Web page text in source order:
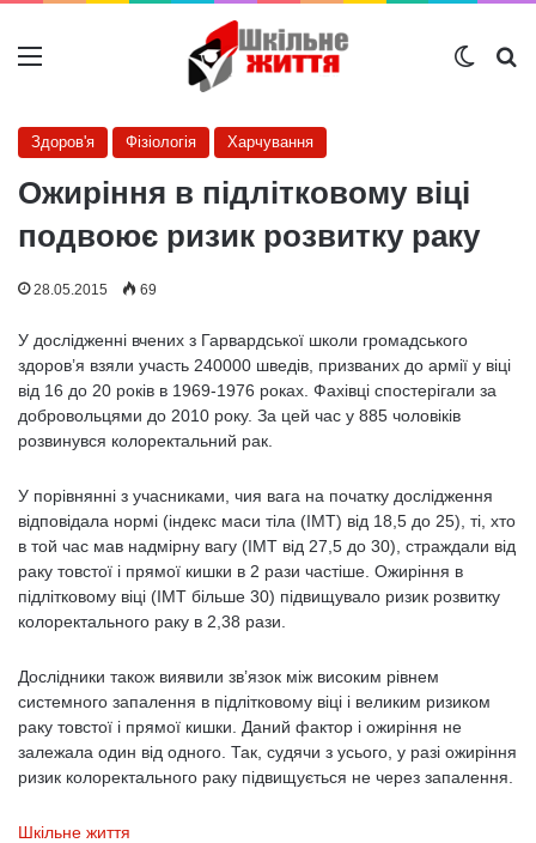
Меню
Здоров'я Фізіологія Харчування
Ожиріння в підлітковому віці
подвоює ризик розвитку раку
28.05.2015 69
У дослідженні вчених з Гарвардської школи громадського
здоров’я взяли участь 240000 шведів, призваних до армії у віці
від 16 до 20 років в 1969-1976 роках. Фахівці спостерігали за
добровольцями до 2010 року. За цей час у 885 чоловіків
розвинувся колоректальний рак.
У порівнянні з учасниками, чия вага на початку дослідження
відповідала нормі (індекс маси тіла (ІМТ) від 18,5 до 25), ті, хто
в той час мав надмірну вагу (ІМТ від 27,5 до 30), страждали від
раку товстої і прямої кишки в 2 рази частіше. Ожиріння в
підлітковому віці (ІМТ більше 30) підвищувало ризик розвитку
колоректального раку в 2,38 рази.
Дослідники також виявили зв’язок між високим рівнем
системного запалення в підлітковому віці і великим ризиком
раку товстої і прямої кишки. Даний фактор і ожиріння не
залежала один від одного. Так, судячи з усього, у разі ожиріння
ризик колоректального раку підвищується не через запалення.
Шкільне життя